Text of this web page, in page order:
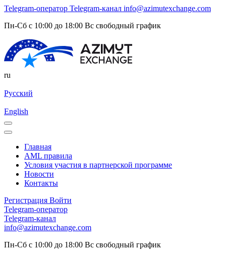
Telegram-оператор Telegram-канал info@azimutexchange.com
Пн-Сб с 10:00 до 18:00 Вс свободный график
ru
Русский
English
Главная
AML правила
Условия участия в партнерской программе
Новости
Контакты
Регистрация Войти
Telegram-оператор
Telegram-канал
info@azimutexchange.com
Пн-Сб с 10:00 до 18:00 Вс свободный график